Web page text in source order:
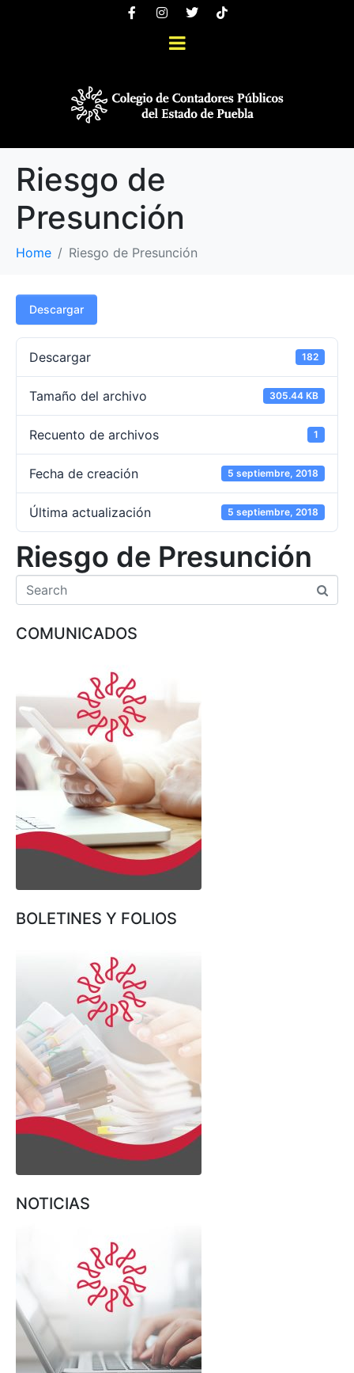
Riesgo de
Presunción
Home Riesgo de Presunción
Descargar
Descargar 182
Tamaño del archivo 305.44 KB
Recuento de archivos 1
Fecha de creación 5 septiembre, 2018
Última actualización 5 septiembre, 2018
Riesgo de Presunción
COMUNICADOS
BOLETINES Y FOLIOS
NOTICIAS